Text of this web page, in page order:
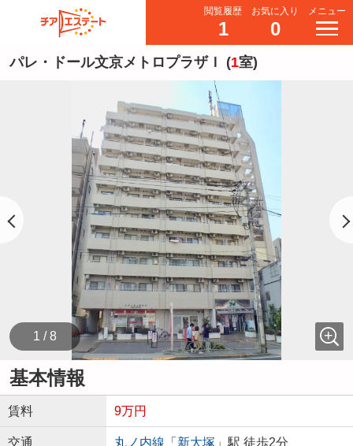
閲覧履歴
1
お気に入り
0
メニュー
パレ・ドール文京メトロプラザＩ (1室)
1 / 8
基本情報
賃料 9万円
交通 丸ノ内線 「 新大塚 」駅 徒歩2分